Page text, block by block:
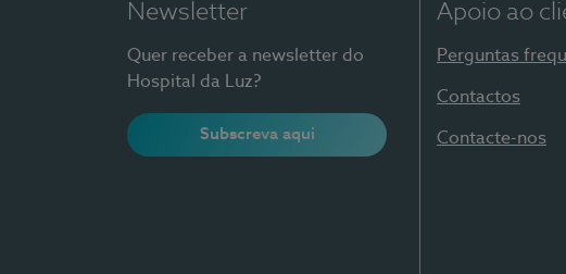
Newsletter
Quer receber a newsletter do
Hospital da Luz?
Subscreva aqui
Apoio ao
Perguntas
Contactos
Contacte-nos